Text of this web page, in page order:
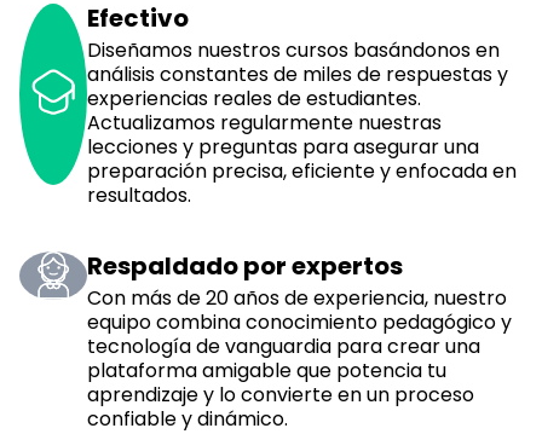
Efectivo
Diseñamos nuestros cursos basándonos en
análisis constantes de miles de respuestas y
experiencias reales de estudiantes.
Actualizamos regularmente nuestras
lecciones y preguntas para asegurar una
preparación precisa, eficiente y enfocada en
resultados.
Respaldado por expertos
Con más de 20 años de experiencia, nuestro
equipo combina conocimiento pedagógico y
tecnología de vanguardia para crear una
plataforma amigable que potencia tu
aprendizaje y lo convierte en un proceso
confiable y dinámico.